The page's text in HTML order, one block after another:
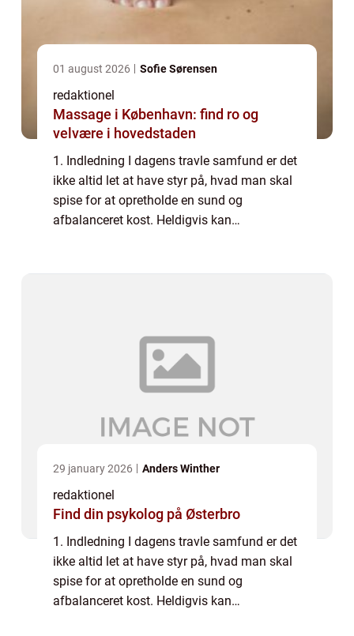
01 august 2026 Sofie Sørensen
redaktionel
Massage i København: find ro og
velvære i hovedstaden
1. Indledning I dagens travle samfund er det
ikke altid let at have styr på, hvad man skal
spise for at opretholde en sund og
afbalanceret kost. Heldigvis kan
29 january 2026 Anders Winther
redaktionel
Find din psykolog på Østerbro
1. Indledning I dagens travle samfund er det
ikke altid let at have styr på, hvad man skal
spise for at opretholde en sund og
afbalanceret kost. Heldigvis kan